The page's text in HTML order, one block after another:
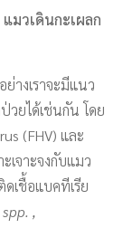
มวเดินกะเผลก
างเราจะมีแนว
วยได้เช่นกัน โดย
(FHV) และ
เจาะจงกับแมว
เชื้อแบคทีเรีย
,